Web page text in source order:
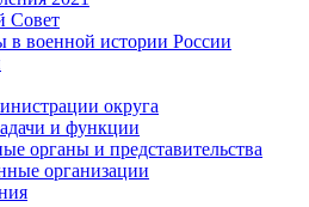
Совет
в военной истории России
округа
и функции
органы и представительства
организации